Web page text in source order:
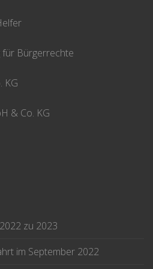
für Bürgerrechte
KG
& Co. KG
zu 2023
im September 2022